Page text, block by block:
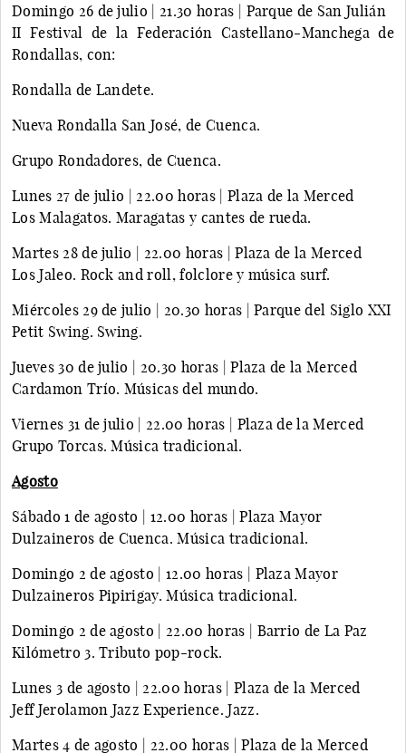
Domingo 26 de julio | 21.30 horas | Parque de San Julián
II Festival de la Federación Castellano-Manchega de
Rondallas, con:
Rondalla de Landete.
Nueva Rondalla San José, de Cuenca.
Grupo Rondadores, de Cuenca.
Lunes 27 de julio | 22.00 horas | Plaza de la Merced
Los Malagatos. Maragatas y cantes de rueda.
Martes 28 de julio | 22.00 horas | Plaza de la Merced
Los Jaleo. Rock and roll, folclore y música surf.
Miércoles 29 de julio | 20.30 horas | Parque del Siglo XXI
Petit Swing. Swing.
Jueves 30 de julio | 20.30 horas | Plaza de la Merced
Cardamon Trío. Músicas del mundo.
Viernes 31 de julio | 22.00 horas | Plaza de la Merced
Grupo Torcas. Música tradicional.
Agosto
Sábado 1 de agosto | 12.00 horas | Plaza Mayor
Dulzaineros de Cuenca. Música tradicional.
Domingo 2 de agosto | 12.00 horas | Plaza Mayor
Dulzaineros Pipirigay. Música tradicional.
Domingo 2 de agosto | 22.00 horas | Barrio de La Paz
Kilómetro 3. Tributo pop-rock.
Lunes 3 de agosto | 22.00 horas | Plaza de la Merced
Jeff Jerolamon Jazz Experience. Jazz.
Martes 4 de agosto | 22.00 horas | Plaza de la Merced